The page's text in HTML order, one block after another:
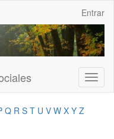
Entrar
Q R S T U V W X Y Z